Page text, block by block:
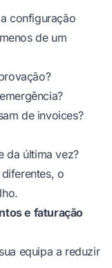
configuração
de um
de invoices?
da última vez?
o
e faturação
equipa a reduzir